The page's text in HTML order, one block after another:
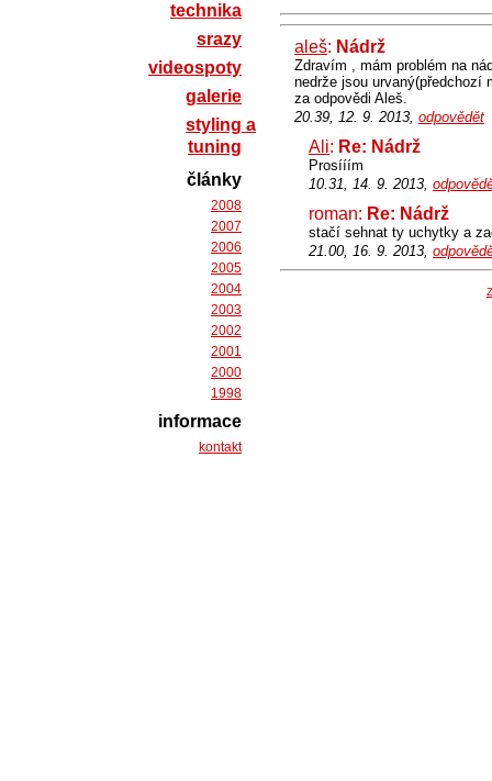
aleš: Nádrž
Zdravím , mám problém na
nedrže jsou urvaný(předchozí
za odpovědi Aleš.
20.39, 12. 9. 2013, odpovědět
Ali: Re: Nádrž
Prosííím
10.31, 14. 9. 2013,
roman: Re: Nádrž
stačí sehnat ty uchytky a
21.00, 16. 9. 2013,
technika
srazy
videospoty
galerie
styling a
tuning
články
2008
2007
2006
2005
2004
2003
2002
2001
2000
1998
informace
kontakt